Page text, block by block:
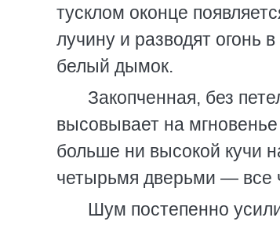
тусклом оконце
лучину и разводят огонь
белый дымок.
Закопченная, без
высовывает на
больше ни высокой кучи
четырьмя дверьми — все
Шум постепенно